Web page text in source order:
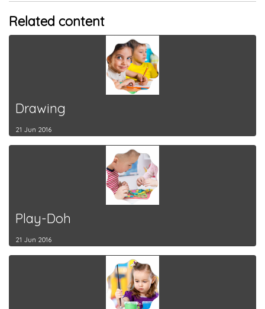
Related content
Drawing
21 Jun 2016
Play-Doh
21 Jun 2016